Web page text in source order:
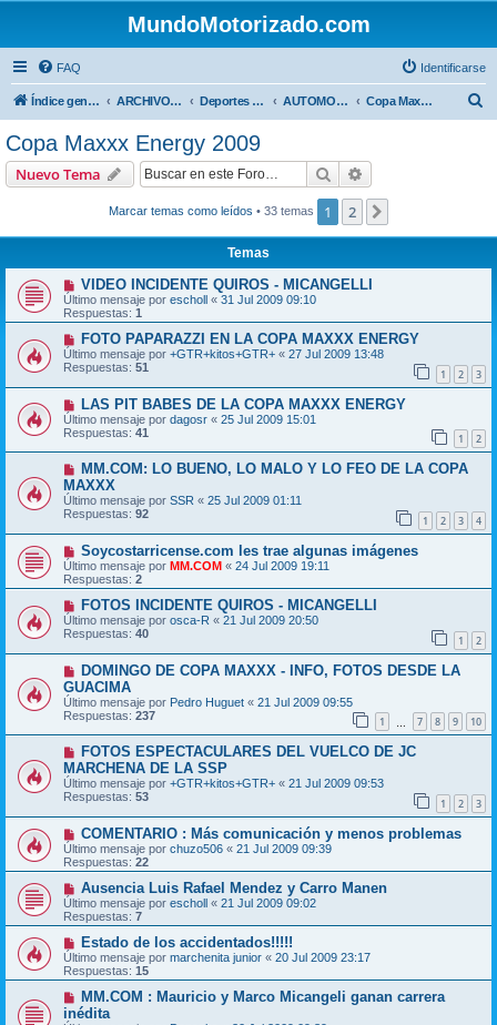
MundoMotorizado.com
FAQ Identificarse
Índice general ARCHIVO HASTA 2018 Deportes Internacionales AUTOMOVILISMO DE CENTROAMERICA Copa Maxxx Energy 2009
Copa Maxxx Energy 2009
Nuevo Tema Buscar
Marcar temas como leídos • 33 temas 1 2
Temas
VIDEO INCIDENTE QUIROS - MICANGELLI
Último mensaje por escholl « 31 Jul 2009 09:10
Respuestas: 1
FOTO PAPARAZZI EN LA COPA MAXXX ENERGY
Último mensaje por +GTR+kitos+GTR+ « 27 Jul 2009 13:48
Respuestas: 51 1 2 3
LAS PIT BABES DE LA COPA MAXXX ENERGY
Último mensaje por dagosr « 25 Jul 2009 15:01
Respuestas: 41 1 2
MM.COM: LO BUENO, LO MALO Y LO FEO DE LA COPA
MAXXX
Último mensaje por SSR « 25 Jul 2009 01:11
Respuestas: 92 1 2 3 4
Soycostarricense.com les trae algunas imágenes
Último mensaje por MM.COM « 24 Jul 2009 19:11
Respuestas: 2
FOTOS INCIDENTE QUIROS - MICANGELLI
Último mensaje por osca-R « 21 Jul 2009 20:50
Respuestas: 40 1 2
DOMINGO DE COPA MAXXX - INFO, FOTOS DESDE LA
GUACIMA
Último mensaje por Pedro Huguet « 21 Jul 2009 09:55
Respuestas: 237 1 7 8 9 10
FOTOS ESPECTACULARES DEL VUELCO DE JC
MARCHENA DE LA SSP
Último mensaje por +GTR+kitos+GTR+ « 21 Jul 2009 09:53
Respuestas: 53 1 2 3
COMENTARIO : Más comunicación y menos problemas
Último mensaje por chuzo506 « 21 Jul 2009 09:39
Respuestas: 22
Ausencia Luis Rafael Mendez y Carro Manen
Último mensaje por escholl « 21 Jul 2009 09:02
Respuestas: 7
Estado de los accidentados!!!!!
Último mensaje por marchenita junior « 20 Jul 2009 23:17
Respuestas: 15
MM.COM : Mauricio y Marco Micangeli ganan carrera
inédita